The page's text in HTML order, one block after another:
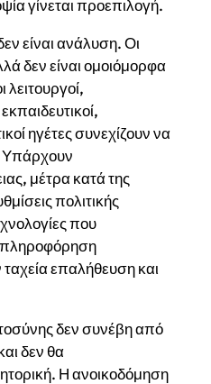
γίνεται προεπιλογή.
είναι ανάλυση. Οι
δεν είναι ομοιόμορφα
λειτουργοί,
ηγέτες συνεχίζουν να
Υπάρχουν
μέτρα κατά της
πολιτικής
που
επαλήθευση και
δεν συνέβη από
δεν θα
Η ανοικοδόμηση